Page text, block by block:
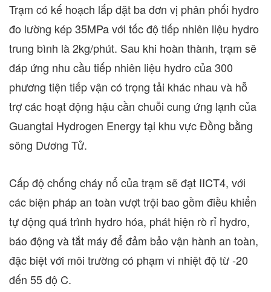
Trạm có kế hoạch lắp đặt ba đơn vị phân phối hydro
đo lường kép 35MPa với tốc độ tiếp nhiên liệu hydro
trung bình là 2kg/phút. Sau khi hoàn thành, trạm sẽ
đáp ứng nhu cầu tiếp nhiên liệu hydro của 300
phương tiện tiếp vận có trọng tải khác nhau và hỗ
trợ các hoạt động hậu cần chuỗi cung ứng lạnh của
Guangtai Hydrogen Energy tại khu vực Đồng bằng
sông Dương Tử.
Cấp độ chống cháy nổ của trạm sẽ đạt IICT4, với
các biện pháp an toàn vượt trội bao gồm điều khiển
tự động quá trình hydro hóa, phát hiện rò rỉ hydro,
báo động và tắt máy để đảm bảo vận hành an toàn,
đặc biệt với môi trường có phạm vi nhiệt độ từ -20
đến 55 độ C.